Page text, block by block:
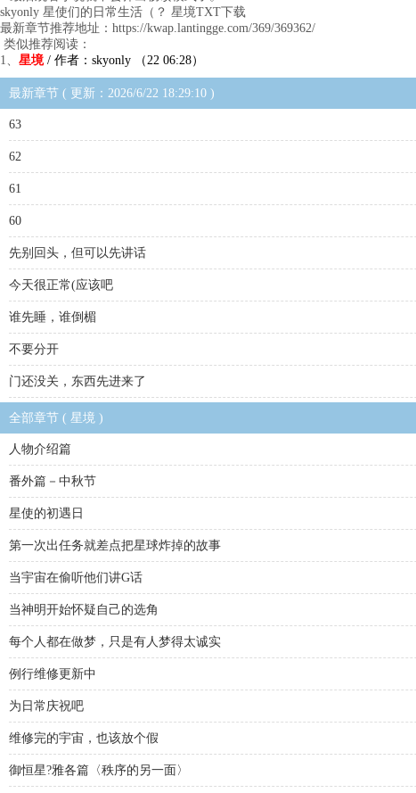
skyonly 星使们的日常生活（？ 星境TXT下载
最新章节推荐地址：https://kwap.lantingge.com/369/369362/
类似推荐阅读：
1、 星境/ 作者：skyonly （22 06:28）
最新章节 ( 更新：2026/6/22 18:29:10 )
63
62
61
60
先别回头，但可以先讲话
今天很正常(应该吧
谁先睡，谁倒楣
不要分开
门还没关，东西先进来了
全部章节 ( 星境 )
人物介绍篇
番外篇－中秋节
星使的初遇日
第一次出任务就差点把星球炸掉的故事
当宇宙在偷听他们讲G话
当神明开始怀疑自己的选角
每个人都在做梦，只是有人梦得太诚实
例行维修更新中
为日常庆祝吧
维修完的宇宙，也该放个假
御恒星?雅各篇〈秩序的另一面〉